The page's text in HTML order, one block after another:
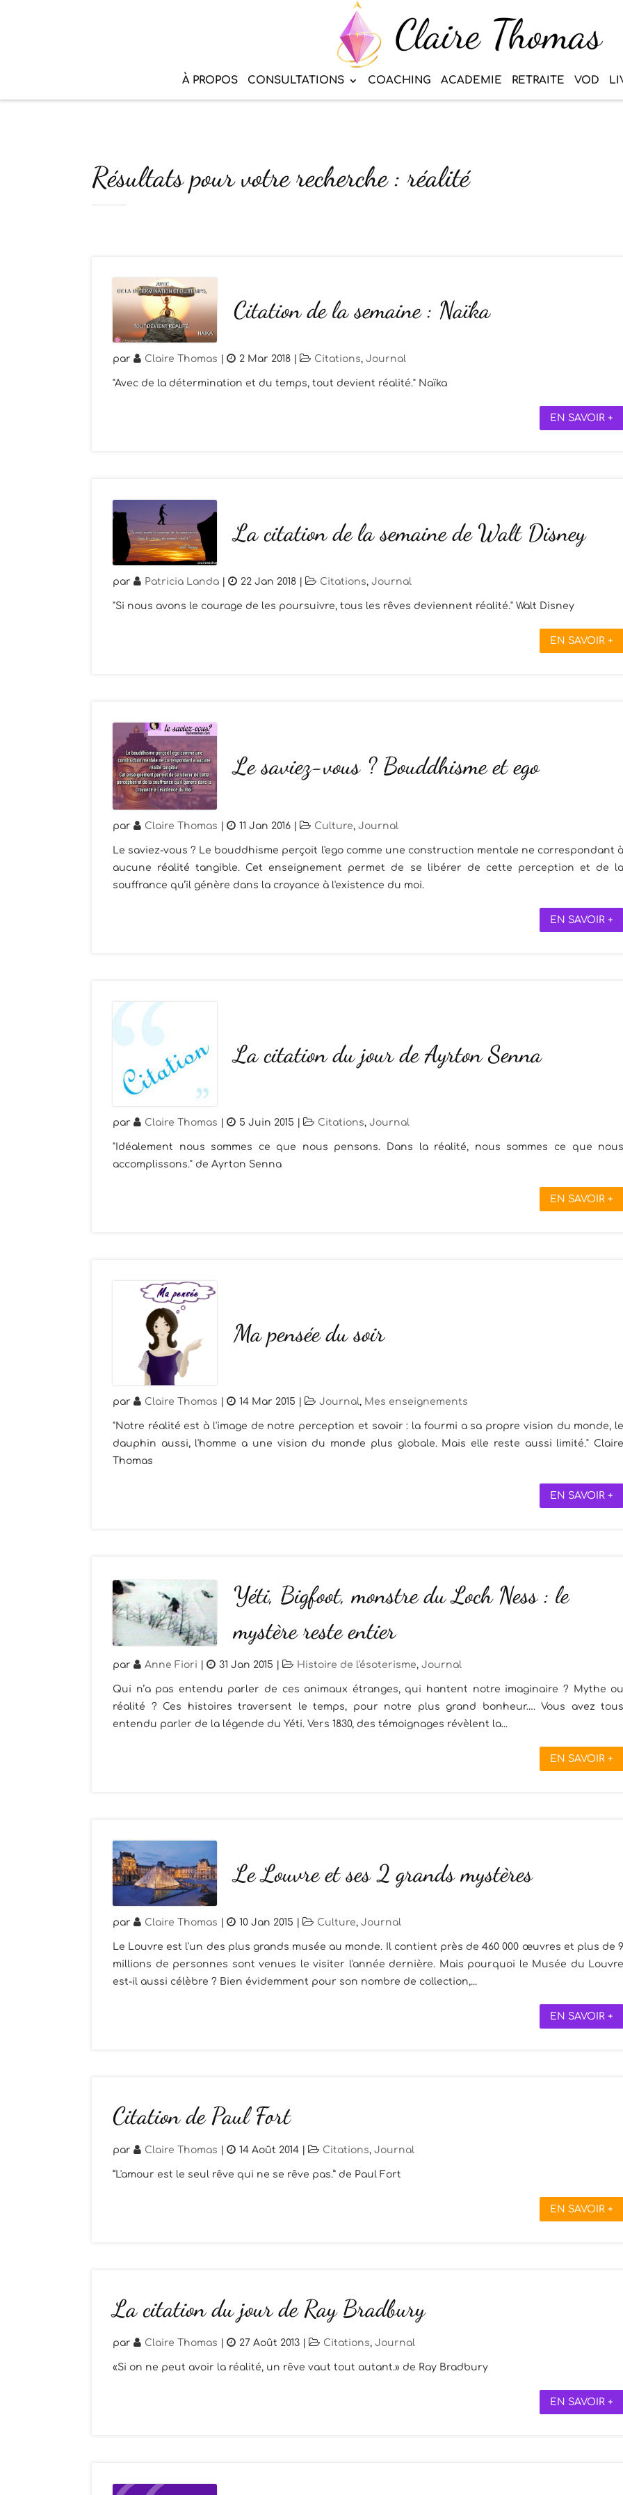
À PROPOS CONSULTATIONS COACHING ACADEMIE RETRAITE VOD
Résultats pour votre recherche : réalité
Citation de la semaine : Naïka
par Claire Thomas 2 Mar 2018 Citations, Journal
"Avec de la détermination et du temps, tout devient réalité." Naïka
EN SAVOIR +
La citation de la semaine de Walt Disney
par Patricia Landa 22 Jan 2018 Citations, Journal
"Si nous avons le courage de les poursuivre, tous les rêves deviennent réalité." Walt Disney
EN SAVOIR +
Le saviez-vous ? Bouddhisme et ego
par Claire Thomas 11 Jan 2016 Culture, Journal
Le saviez-vous ? Le bouddhisme perçoit l'ego comme une construction mentale ne correspondant
aucune réalité tangible. Cet enseignement permet de se libérer de cette perception et de
souffrance qu’il génère dans la croyance à l'existence du moi.
EN SAVOIR +
La citation du jour de Ayrton Senna
par Claire Thomas 5 Juin 2015 Citations, Journal
"Idéalement nous sommes ce que nous pensons. Dans la réalité, nous sommes ce que
accomplissons." de Ayrton Senna
EN SAVOIR +
Ma pensée du soir
par Claire Thomas 14 Mar 2015 Journal, Mes enseignements
"Notre réalité est à l'image de notre perception et savoir : la fourmi a sa propre vision du monde,
dauphin aussi, l'homme a une vision du monde plus globale. Mais elle reste aussi limité."
Thomas
EN SAVOIR +
Yéti, Bigfoot, monstre du Loch Ness : le
mystère reste entier
par Anne Fiori 31 Jan 2015 Histoire de l'ésoterisme, Journal
Qui n’a pas entendu parler de ces animaux étranges, qui hantent notre imaginaire ? Mythe
réalité ? Ces histoires traversent le temps, pour notre plus grand bonheur…. Vous avez
entendu parler de la légende du Yéti. Vers 1830, des témoignages révèlent la...
EN SAVOIR +
Le Louvre et ses 2 grands mystères
par Claire Thomas 10 Jan 2015 Culture, Journal
Le Louvre est l'un des plus grands musée au monde. Il contient près de 460 000 œuvres et plus de
millions de personnes sont venues le visiter l'année dernière. Mais pourquoi le Musée du
est-il aussi célèbre ? Bien évidemment pour son nombre de collection,...
EN SAVOIR +
Citation de Paul Fort
par Claire Thomas 14 Août 2014 Citations, Journal
“L'amour est le seul rêve qui ne se rêve pas.” de Paul Fort
EN SAVOIR +
La citation du jour de Ray Bradbury
par Claire Thomas 27 Août 2013 Citations, Journal
«Si on ne peut avoir la réalité, un rêve vaut tout autant.» de Ray Bradbury
EN SAVOIR +